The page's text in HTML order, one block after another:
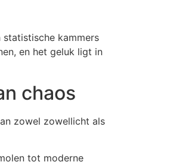
statistische kammers
en het geluk ligt in
chaos
zowel zowellicht als
tot moderne